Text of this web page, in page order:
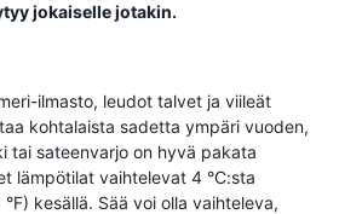
jokaiselle jotakin.
ilmasto, leudot talvet ja viileät
kohtalaista sadetta ympäri vuoden,
tai sateenvarjo on hyvä pakata
lämpötilat vaihtelevat 4 °C:sta
kesällä. Sää voi olla vaihteleva,